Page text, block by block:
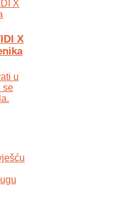
X
u
se